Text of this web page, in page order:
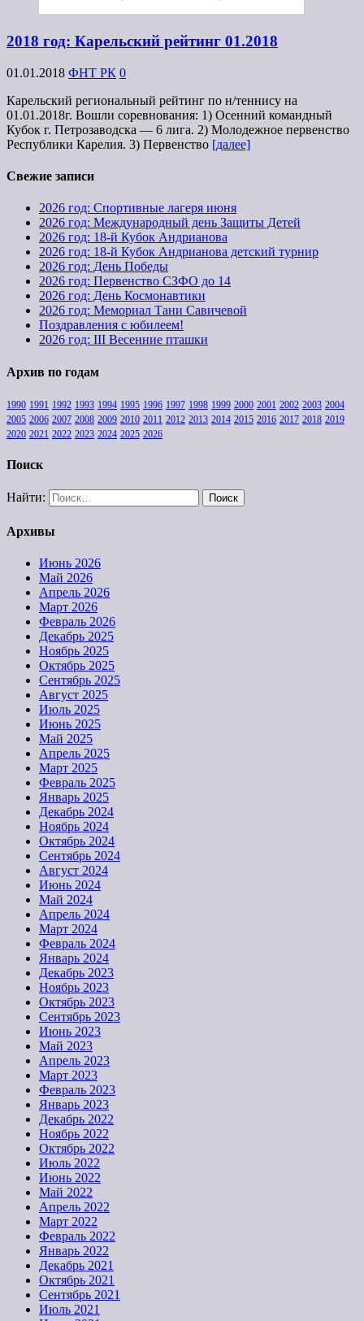
2018 год: Карельский рейтинг 01.2018
01.01.2018 ФНТ РК 0
Карельский региональный рейтинг по н/теннису на
01.01.2018г. Вошли соревнования: 1) Осенний командный
Кубок г. Петрозаводска — 6 лига. 2) Молодежное первенство
Республики Карелия. 3) Первенство [далее]
Свежие записи
2026 год: Спортивные лагеря июня
2026 год: Международный день Защиты Детей
2026 год: 18-й Кубок Андрианова
2026 год: 18-й Кубок Андрианова детский турнир
2026 год: День Победы
2026 год: Первенство СЗФО до 14
2026 год: День Космонавтики
2026 год: Мемориал Тани Савичевой
Поздравления с юбилеем!
2026 год: III Весенние пташки
Архив по годам
1990 1991 1992 1993 1994 1995 1996 1997 1998 1999 2000 2001 2002 2003 2004
2005 2006 2007 2008 2009 2010 2011 2012 2013 2014 2015 2016 2017 2018 2019
2020 2021 2022 2023 2024 2025 2026
Поиск
Найти:
Архивы
Июнь 2026
Май 2026
Апрель 2026
Март 2026
Февраль 2026
Декабрь 2025
Ноябрь 2025
Октябрь 2025
Сентябрь 2025
Август 2025
Июль 2025
Июнь 2025
Май 2025
Апрель 2025
Март 2025
Февраль 2025
Январь 2025
Декабрь 2024
Ноябрь 2024
Октябрь 2024
Сентябрь 2024
Август 2024
Июнь 2024
Май 2024
Апрель 2024
Март 2024
Февраль 2024
Январь 2024
Декабрь 2023
Ноябрь 2023
Октябрь 2023
Сентябрь 2023
Июнь 2023
Май 2023
Апрель 2023
Март 2023
Февраль 2023
Январь 2023
Декабрь 2022
Ноябрь 2022
Октябрь 2022
Июль 2022
Июнь 2022
Май 2022
Апрель 2022
Март 2022
Февраль 2022
Январь 2022
Декабрь 2021
Октябрь 2021
Сентябрь 2021
Июль 2021